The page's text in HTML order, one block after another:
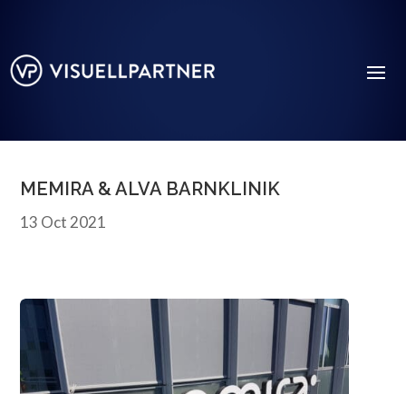
MEMIRA & ALVA BARNKLINIK
13 Oct 2021